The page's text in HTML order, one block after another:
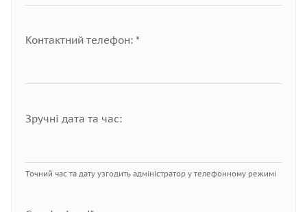
Контактний телефон: *
Зручні дата та час:
Точний час та дату узгодить адміністратор у телефонному режимі